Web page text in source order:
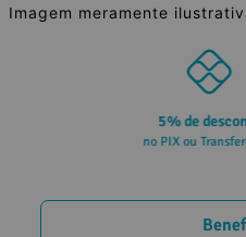
Imagem meramente
Parcele
sem juros